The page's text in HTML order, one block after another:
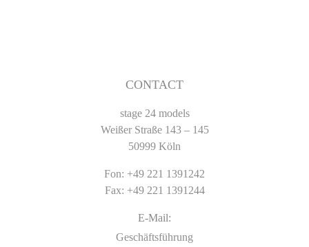
CONTACT
stage 24 models
Weißer Straße 143 – 145
50999 Köln
Fon: +49 221 1391242
Fax: +49 221 1391244
E-Mail:
Geschäftsführung